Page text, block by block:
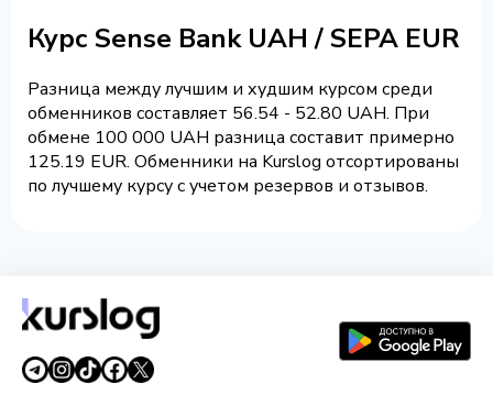
Курс Sense Bank UAH / SEPA EUR
Разница между лучшим и худшим курсом среди
обменников составляет 56.54 - 52.80 UAH. При
обмене 100 000 UAH разница составит примерно
125.19 EUR. Обменники на Kurslog отсортированы
по лучшему курсу с учетом резервов и отзывов.